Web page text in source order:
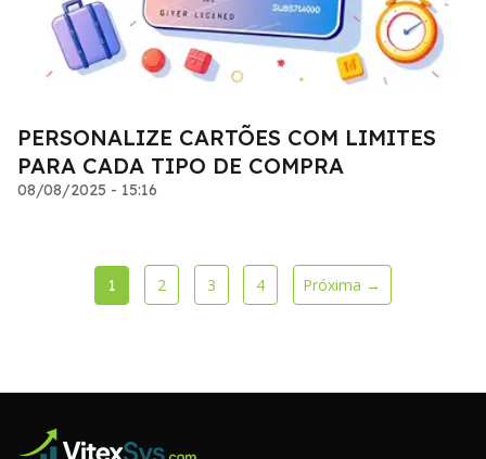
PERSONALIZE CARTÕES COM LIMITES
PARA CADA TIPO DE COMPRA
08/08/2025 - 15:16
1 2 3 4 Próxima →